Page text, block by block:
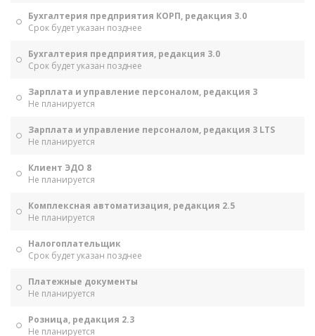
Бухгалтерия предприятия КОРП, редакция 3.0
Срок будет указан позднее
Бухгалтерия предприятия, редакция 3.0
Срок будет указан позднее
Зарплата и управление персоналом, редакция 3
Не планируется
Зарплата и управление персоналом, редакция 3 LTS
Не планируется
Клиент ЭДО 8
Не планируется
Комплексная автоматизация, редакция 2.5
Не планируется
Налогоплательщик
Срок будет указан позднее
Платежные документы
Не планируется
Розница, редакция 2.3
Не планируется